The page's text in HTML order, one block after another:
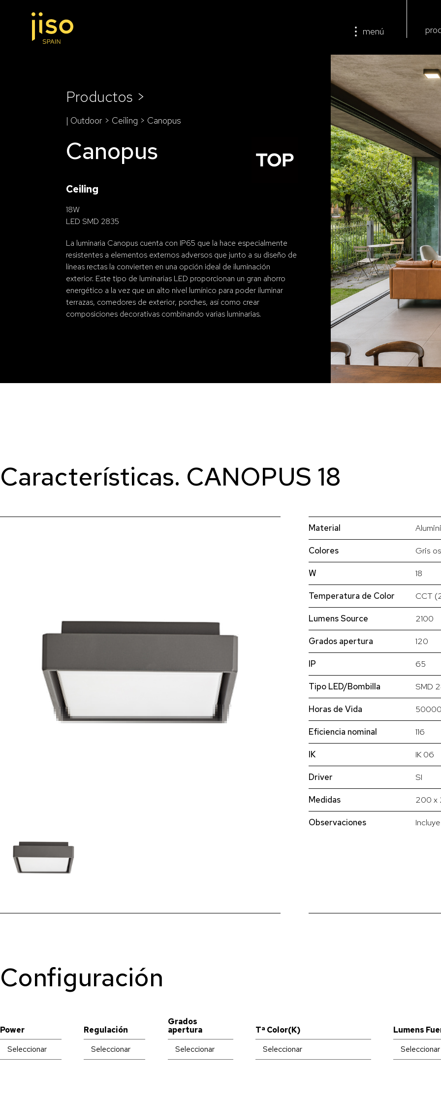
menú
Productos >
| Outdoor > Ceiling > Canopus
Canopus
Ceiling
18W
LED SMD 2835
La luminaria Canopus cuenta con IP65 que la hace especialmente
resistentes a elementos externos adversos que junto a su diseño de
líneas rectas la convierten en una opción ideal de iluminación
exterior. Este tipo de luminarias LED proporcionan un gran ahorro
energético a la vez que un alto nivel lumínico para poder iluminar
terrazas, comedores de exterior, porches, así como crear
composiciones decorativas combinando varias luminarias.
Características. CANOPUS 18
Material
Colores Gris
W 18
Temperatura de Color CCT
Lumens Source 2100
Grados apertura 120
IP 65
Tipo LED/Bombilla SMD
Horas de Vida 50000
Eficiencia nominal 116
IK IK 06
Driver SI
Medidas 200 x
Observaciones
Configuración
Power Regulación
Grados
apertura
Tª Color(K) Lumens